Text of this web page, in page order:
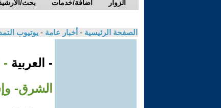
بحث/ اضافة/خدمات الزوار
الصفحة الرئيسية - أخبار عامة - يوتيوب
- العربية
الشرق-